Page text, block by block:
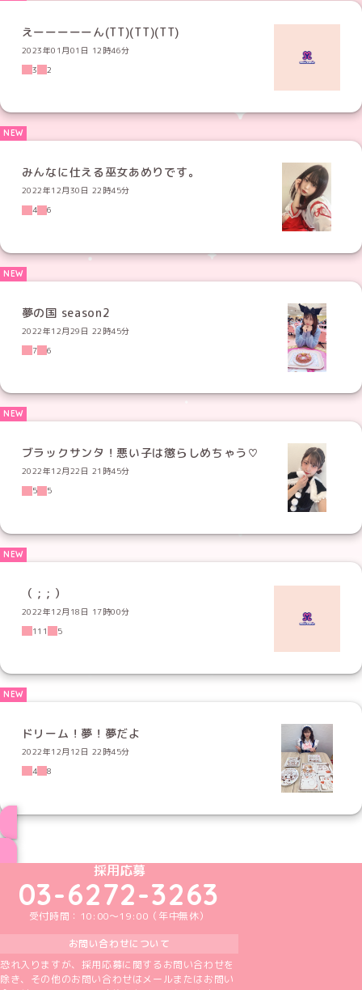
えーーーーーん(TT)(TT)(TT)
2023年01月01日 12時46分
3
2
みんなに仕える巫女あめりです。
2022年12月30日 22時45分
4
6
夢の国 season2
2022年12月29日 22時45分
7
6
ブラックサンタ！悪い子は懲らしめちゃう♡
2022年12月22日 21時45分
5
5
（ ; ; ）
2022年12月18日 17時00分
111
5
ドリーム！夢！夢だよ
2022年12月12日 22時45分
4
8
めいどりーみんTikTok公式アカウント
めいどりーみんX公式アカウント
めいどりーみんInstagram公式アカウント
めいどりーみんFacebook公式アカウン
めいどりーみんYouTube公式アカ
採用応募
03-6272-3263
受付時間：10:00～19:00（年中無休）
お問い合わせについて
恐れ入りますが、採用応募に関するお問い合わせを
除き、その他のお問い合わせはメールまたはお問い